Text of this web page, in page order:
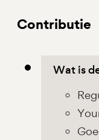
Contributie
Wat is